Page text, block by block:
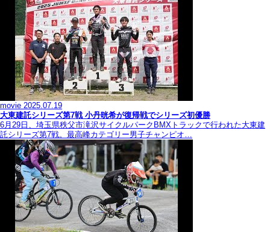
movie 2025.07.19
大東建託シリーズ第7戦 ⼩丹晄希が復帰戦でシリーズ初優勝
6月29日、埼玉県秩父市滝沢サイクルパークBMXトラックで行われた大東建
託シリーズ第7戦。最高峰カテゴリー男子チャンピオ…